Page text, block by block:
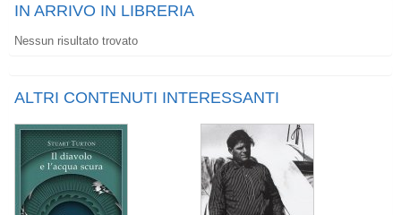
IN ARRIVO IN LIBRERIA
Nessun risultato trovato
ALTRI CONTENUTI INTERESSANTI